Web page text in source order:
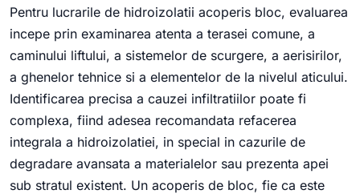
Pentru lucrarile de hidroizolatii acoperis bloc, evaluarea
incepe prin examinarea atenta a terasei comune, a
caminului liftului, a sistemelor de scurgere, a aerisirilor,
a ghenelor tehnice si a elementelor de la nivelul aticului.
Identificarea precisa a cauzei infiltratiilor poate fi
complexa, fiind adesea recomandata refacerea
integrala a hidroizolatiei, in special in cazurile de
degradare avansata a materialelor sau prezenta apei
sub stratul existent. Un acoperis de bloc, fie ca este